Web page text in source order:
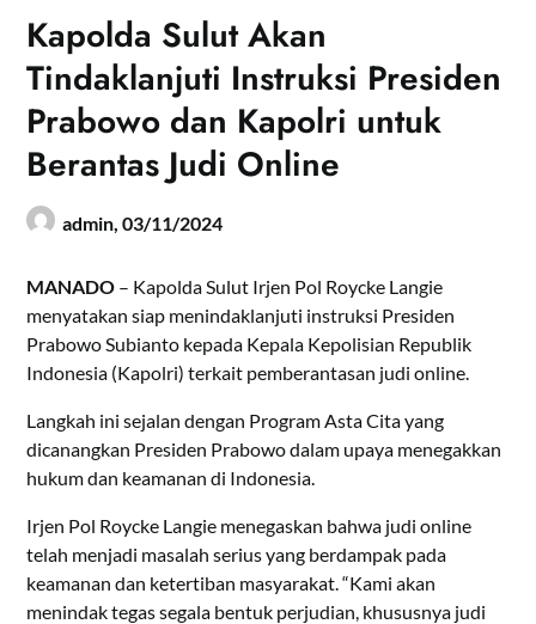
Kapolda Sulut Akan
Tindaklanjuti Instruksi Presiden
Prabowo dan Kapolri untuk
Berantas Judi Online
admin,03/11/2024
MANADO – Kapolda Sulut Irjen Pol Roycke Langie
menyatakan siap menindaklanjuti instruksi Presiden
Prabowo Subianto kepada Kepala Kepolisian Republik
Indonesia (Kapolri) terkait pemberantasan judi online.
Langkah ini sejalan dengan Program Asta Cita yang
dicanangkan Presiden Prabowo dalam upaya menegakkan
hukum dan keamanan di Indonesia.
Irjen Pol Roycke Langie menegaskan bahwa judi online
telah menjadi masalah serius yang berdampak pada
keamanan dan ketertiban masyarakat. “Kami akan
menindak tegas segala bentuk perjudian, khususnya judi